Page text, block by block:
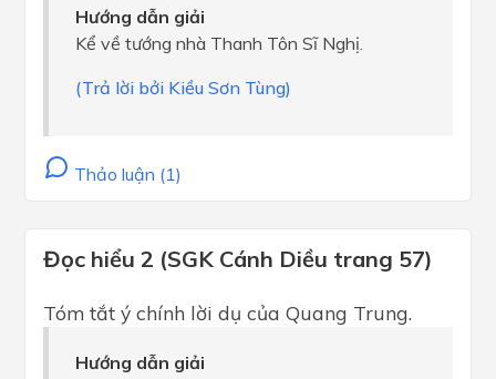
Hướng dẫn giải
Kể về tướng nhà Thanh Tôn Sĩ Nghị.
(Trả lời bởi Kiều Sơn Tùng)
Thảo luận (1)
Đọc hiểu 2 (SGK Cánh Diều trang 57)
Tóm tắt ý chính lời dụ của Quang Trung.
Hướng dẫn giải